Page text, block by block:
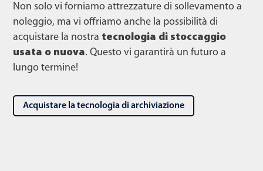
Non solo vi forniamo attrezzature di sollevamento a
noleggio, ma vi offriamo anche la possibilità di
acquistare la nostra tecnologia di stoccaggio
usata o nuova. Questo vi garantirà un futuro a
lungo termine!
Acquistare la tecnologia di archiviazione